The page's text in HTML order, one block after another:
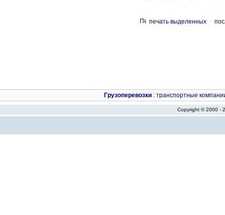
печать выделенных -
Грузоперевозки : транспортные
Copyright © 2000 -